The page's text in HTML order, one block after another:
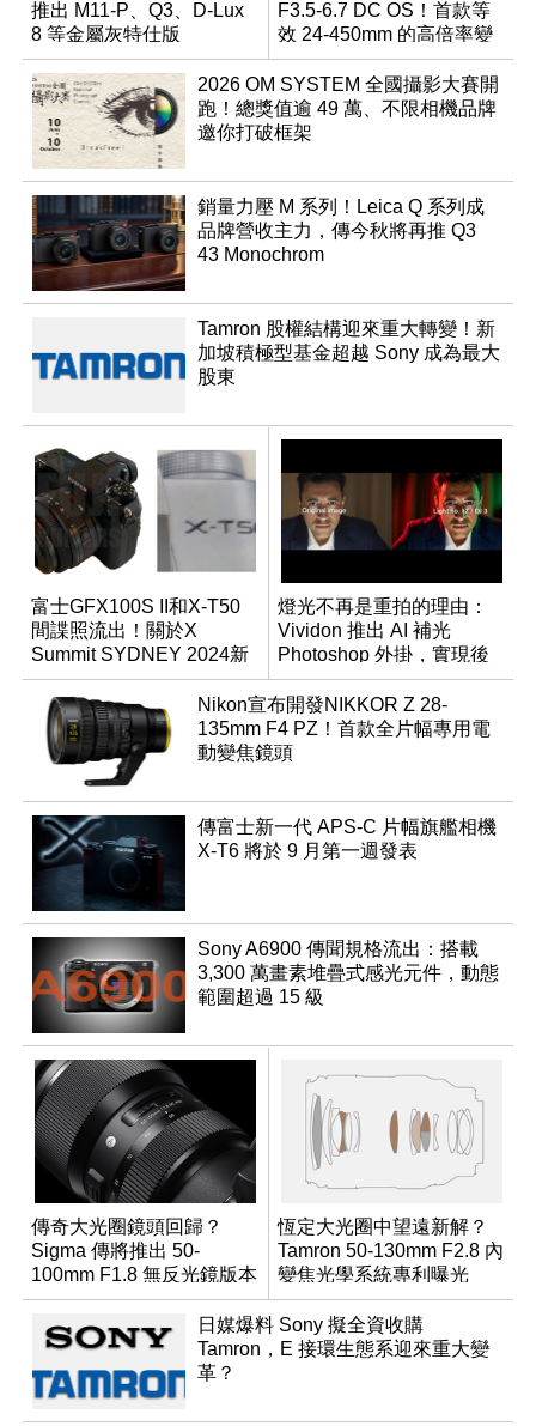
推出 M11-P、Q3、D-Lux
8 等金屬灰特仕版
F3.5-6.7 DC OS！首款等
效 24-450mm 的高倍率變
焦旅遊鏡頭
2026 OM SYSTEM 全國攝影大賽開
跑！總獎值逾 49 萬、不限相機品牌
邀你打破框架
銷量力壓 M 系列！Leica Q 系列成
品牌營收主力，傳今秋將再推 Q3
43 Monochrom
Tamron 股權結構迎來重大轉變！新
加坡積極型基金超越 Sony 成為最大
股東
富士GFX100S II和X-T50
間諜照流出！關於X
Summit SYDNEY 2024新
品傳聞總整理
燈光不再是重拍的理由：
Vividon 推出 AI 補光
Photoshop 外掛，實現後
期精準控光
Nikon宣布開發NIKKOR Z 28-
135mm F4 PZ！首款全片幅專用電
動變焦鏡頭
傳富士新一代 APS-C 片幅旗艦相機
X-T6 將於 9 月第一週發表
Sony A6900 傳聞規格流出：搭載
3,300 萬畫素堆疊式感光元件，動態
範圍超過 15 級
傳奇大光圈鏡頭回歸？
Sigma 傳將推出 50-
100mm F1.8 無反光鏡版本
恆定大光圈中望遠新解？
Tamron 50-130mm F2.8 內
變焦光學系統專利曝光
日媒爆料 Sony 擬全資收購
Tamron，E 接環生態系迎來重大變
革？